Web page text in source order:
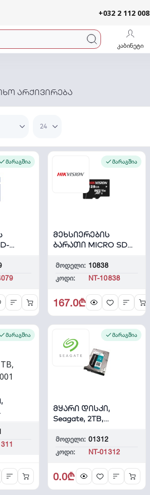
+032 2 112 008
კაბინეტი
არქივირება
მარაგშია მარაგშია
მეხსიერების
ბარათი MICRO SD
მოდელი: 10838
კოდი:
NT-10838
167.0₾
მარაგშია მარაგშია
მყარი დისკი,
Seagate, 2TB,
მოდელი: 01312
კოდი:
NT-01312
0.0₾